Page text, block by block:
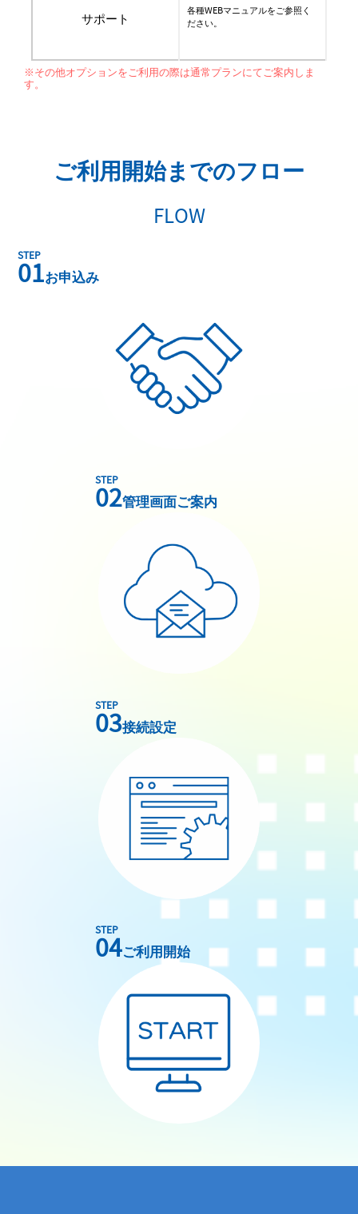
サポート
各種WEBマニュアルをご参照く
ださい。
※その他オプションをご利用の際は通常プランにてご案内しま
す。
ご利用開始までのフロー
FLOW
STEP
01お申込み
STEP
02管理画面ご案内
STEP
03接続設定
STEP
04ご利用開始